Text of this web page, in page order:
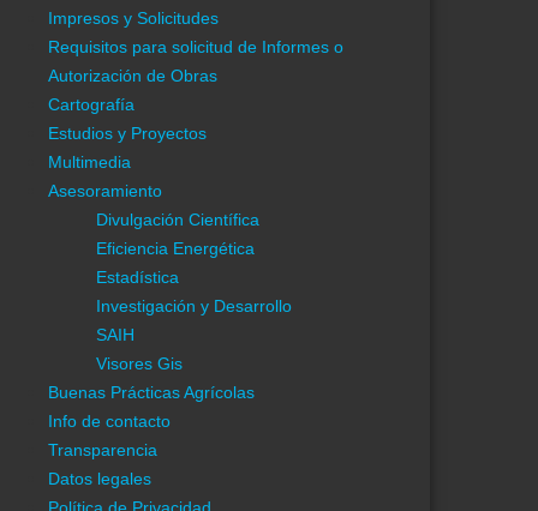
Impresos y Solicitudes
Requisitos para solicitud de Informes o
Autorización de Obras
Cartografía
Estudios y Proyectos
Multimedia
Asesoramiento
Divulgación Científica
Eficiencia Energética
Estadística
Investigación y Desarrollo
SAIH
Visores Gis
Buenas Prácticas Agrícolas
Info de contacto
Transparencia
Datos legales
Estudios y Proyectos
Multimedia
Asesoramiento
Divulgación Científica
Eficiencia Energética
Estadística
Investigación y Desarrollo
SAIH
Visores Gis
Buenas Prácticas Agrícolas
Proyecto Interreg Euro-MED Clepsydra
Info de contacto
Transparencia
Empleo
Datos legales
Política de Privacidad
Información General
Información C.R.C.C.